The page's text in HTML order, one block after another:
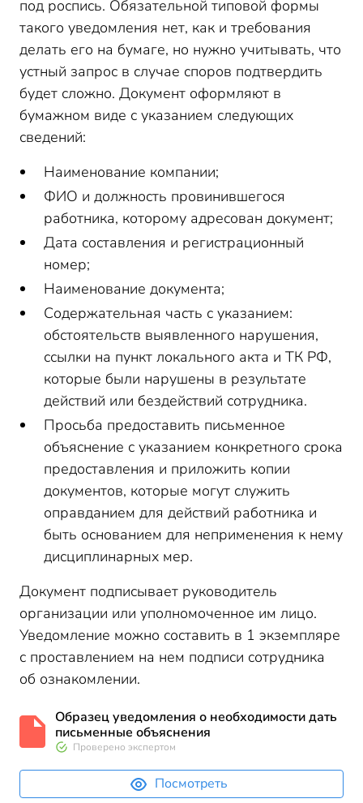
под роспись. Обязательной типовой формы
такого уведомления нет, как и требования
делать его на бумаге, но нужно учитывать, что
устный запрос в случае споров подтвердить
будет сложно. Документ оформляют в
бумажном виде с указанием следующих
сведений:
Наименование компании;
ФИО и должность провинившегося
работника, которому адресован документ;
Дата составления и регистрационный
номер;
Наименование документа;
Содержательная часть с указанием:
обстоятельств выявленного нарушения,
ссылки на пункт локального акта и ТК РФ,
которые были нарушены в результате
действий или бездействий сотрудника.
Просьба предоставить письменное
объяснение с указанием конкретного срока
предоставления и приложить копии
документов, которые могут служить
оправданием для действий работника и
быть основанием для неприменения к нему
дисциплинарных мер.
Документ подписывает руководитель
организации или уполномоченное им лицо.
Уведомление можно составить в 1 экземпляре
с проставлением на нем подписи сотрудника
об ознакомлении.
Образец уведомления о необходимости дать
письменные объяснения
Проверено экспертом
Посмотреть